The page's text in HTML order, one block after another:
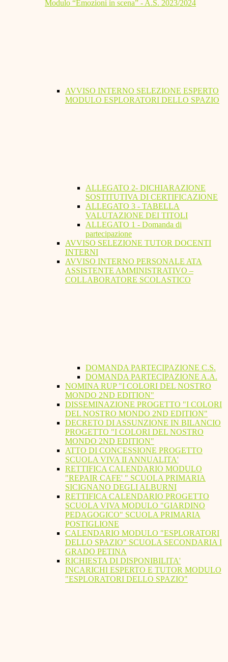
Modulo “Emozioni in scena” - A.S. 2023/2024
AVVISO INTERNO SELEZIONE ESPERTO
MODULO ESPLORATORI DELLO SPAZIO
ALLEGATO 2- DICHIARAZIONE
SOSTITUTIVA DI CERTIFICAZIONE
ALLEGATO 3 - TABELLA
VALUTAZIONE DEI TITOLI
ALLEGATO 1 - Domanda di
partecipazione
AVVISO SELEZIONE TUTOR DOCENTI
INTERNI
AVVISO INTERNO PERSONALE ATA
ASSISTENTE AMMINISTRATIVO –
COLLABORATORE SCOLASTICO
DOMANDA PARTECIPAZIONE C.S.
DOMANDA PARTECIPAZIONE A.A.
NOMINA RUP "I COLORI DEL NOSTRO
MONDO 2ND EDITION"
DISSEMINAZIONE PROGETTO "I COLORI
DEL NOSTRO MONDO 2ND EDITION"
DECRETO DI ASSUNZIONE IN BILANCIO
PROGETTO "I COLORI DEL NOSTRO
MONDO 2ND EDITION"
ATTO DI CONCESSIONE PROGETTO
SCUOLA VIVA II ANNUALITA'
RETTIFICA CALENDARIO MODULO
"REPAIR CAFE' " SCUOLA PRIMARIA
SICIGNANO DEGLI ALBURNI
RETTIFICA CALENDARIO PROGETTO
SCUOLA VIVA MODULO "GIARDINO
PEDAGOGICO" SCUOLA PRIMARIA
POSTIGLIONE
CALENDARIO MODULO "ESPLORATORI
DELLO SPAZIO" SCUOLA SECONDARIA I
GRADO PETINA
RICHIESTA DI DISPONIBILITA'
INCARICHI ESPERTO E TUTOR MODULO
"ESPLORATORI DELLO SPAZIO"